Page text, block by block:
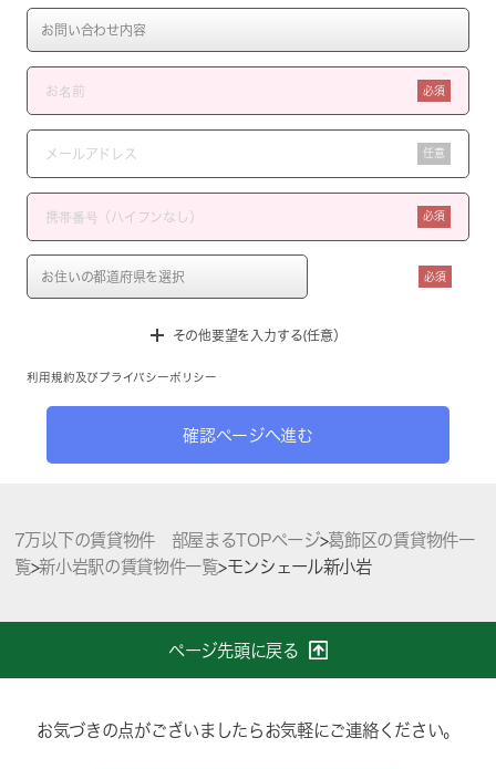
必須
任意
必須
必須
その他要望を入力する(任意）
利用規約 及び プライバシーポリシー
確認ページへ進む
7万以下の賃貸物件 部屋まるTOPページ>葛飾区の賃貸物件一
覧>新小岩駅の賃貸物件一覧>モンシェール新小岩
ページ先頭に戻る
お気づきの点がございましたらお気軽にご連絡ください。